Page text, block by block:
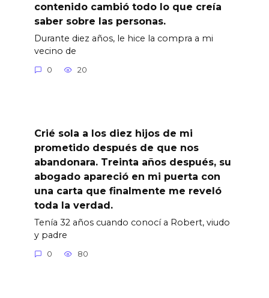
contenido cambió todo lo que creía
saber sobre las personas.
Durante diez años, le hice la compra a mi
vecino de
0 20
Crié sola a los diez hijos de mi
prometido después de que nos
abandonara. Treinta años después, su
abogado apareció en mi puerta con
una carta que finalmente me reveló
toda la verdad.
Tenía 32 años cuando conocí a Robert, viudo
y padre
0 80